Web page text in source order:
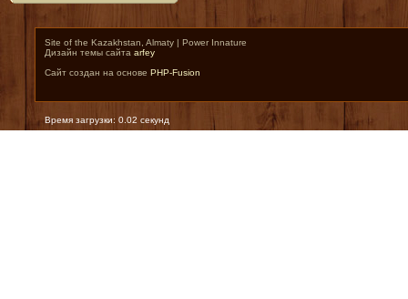
Site of the Kazakhstan, Almaty | Power Innature
Дизайн темы сайта arfey
Сайт создан на основе PHP-Fusion
Время загрузки: 0.02 секунд